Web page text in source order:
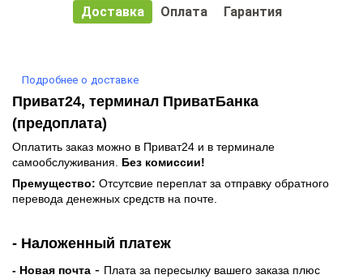
Доставка Оплата Гарантия
Подробнее о доставке
Приват24, терминал ПриватБанка
(предоплата)
Оплатить заказ можно в Приват24 и в терминале
самообслуживания. Без комиссии!
Премущество: Отсутсвие переплат за отправку обратного
перевода денежных средств на почте.
- Наложенный платеж
- Новая почта - Плата за пересылку вашего заказа плюс